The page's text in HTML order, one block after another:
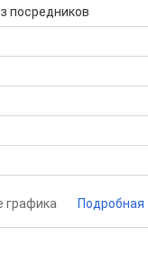
посредников
графика Подробная